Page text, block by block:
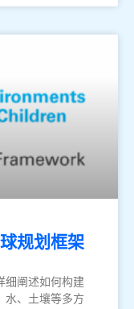
规划框架
细阐述如何构建
水、土壤等多方